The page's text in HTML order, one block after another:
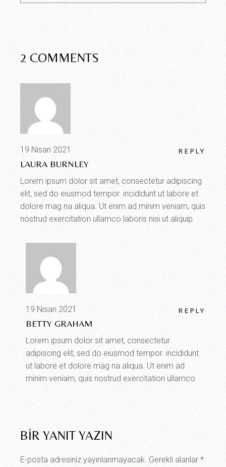
2 COMMENTS
19 Nisan 2021
LAURA BURNLEY
Lorem ipsum dolor sit amet, consectetur adipiscing
elit, sed do eiusmod tempor. incididunt ut labore et
dolore mag na aliqua. Ut enim ad minim veniam, quis
nostrud exercitation ullamco laboris nisi ut aliquip.
REPLY
19 Nisan 2021
BETTY GRAHAM
Lorem ipsum dolor sit amet, consectetur
adipiscing elit, sed do eiusmod tempor. incididunt
ut labore et dolore mag na aliqua. Ut enim ad
minim veniam, quis nostrud exercitation ullamco
REPLY
BIR YANIT YAZIN
E-posta adresiniz yayınlanmayacak. Gerekli alanlar*